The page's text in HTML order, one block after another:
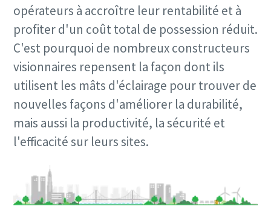
opérateurs à accroître leur rentabilité et à
profiter d'un coût total de possession réduit.
C'est pourquoi de nombreux constructeurs
visionnaires repensent la façon dont ils
utilisent les mâts d'éclairage pour trouver de
nouvelles façons d'améliorer la durabilité,
mais aussi la productivité, la sécurité et
l'efficacité sur leurs sites.